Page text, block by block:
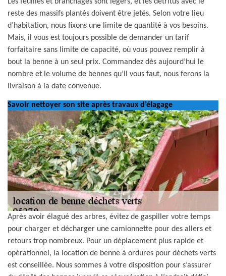
reste des massifs plantés doivent être jetés. Selon votre lieu
d’habitation, nous fixons une limite de quantité à vos besoins.
Mais, il vous est toujours possible de demander un tarif
forfaitaire sans limite de capacité, où vous pouvez remplir à
bout la benne à un seul prix. Commandez dès aujourd’hui le
nombre et le volume de bennes qu’il vous faut, nous ferons la
livraison à la date convenue.
Savoir nettoyer son site après travaux d’élagage
Après avoir élagué des arbres, évitez de gaspiller votre temps
pour charger et décharger une camionnette pour des allers et
retours trop nombreux. Pour un déplacement plus rapide et
opérationnel, la location de benne à ordures pour déchets verts
est conseillée. Nous sommes à votre disposition pour s’assurer